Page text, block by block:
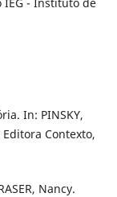
IEG - Instituto de
In: PINSKY,
Contexto,
Nancy.